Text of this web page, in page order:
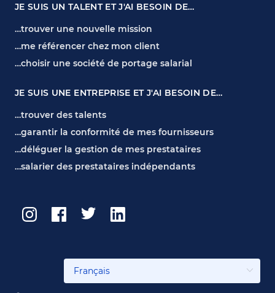
JE SUIS UN TALENT ET J'AI BESOIN DE…
…trouver une nouvelle mission
…me référencer chez mon client
…choisir une société de portage salarial
JE SUIS UNE ENTREPRISE ET J'AI BESOIN DE…
…trouver des talents
…garantir la conformité de mes fournisseurs
…déléguer la gestion de mes prestataires
…salarier des prestataires indépendants